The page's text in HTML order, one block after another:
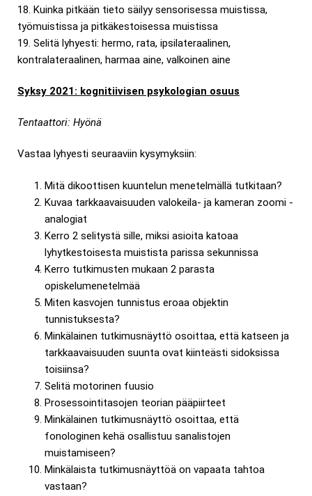
18. Kuinka pitkään tieto säilyy sensorisessa muistissa,
työmuistissa ja pitkäkestoisessa muistissa
19. Selitä lyhyesti: hermo, rata, ipsilateraalinen,
kontralateraalinen, harmaa aine, valkoinen aine
Syksy 2021: kognitiivisen psykologian osuus
Tentaattori: Hyönä
Vastaa lyhyesti seuraaviin kysymyksiin:
Mitä dikoottisen kuuntelun menetelmällä tutkitaan?
Kuvaa tarkkaavaisuuden valokeila- ja kameran zoomi -
analogiat
Kerro 2 selitystä sille, miksi asioita katoaa
lyhytkestoisesta muistista parissa sekunnissa
Kerro tutkimusten mukaan 2 parasta
opiskelumenetelmää
Miten kasvojen tunnistus eroaa objektin
tunnistuksesta?
Minkälainen tutkimusnäyttö osoittaa, että katseen ja
tarkkaavaisuuden suunta ovat kiinteästi sidoksissa
toisiinsa?
Selitä motorinen fuusio
Prosessointitasojen teorian pääpiirteet
Minkälainen tutkimusnäyttö osoittaa, että
fonologinen kehä osallistuu sanalistojen
muistamiseen?
Minkälaista tutkimusnäyttöä on vapaata tahtoa
vastaan?